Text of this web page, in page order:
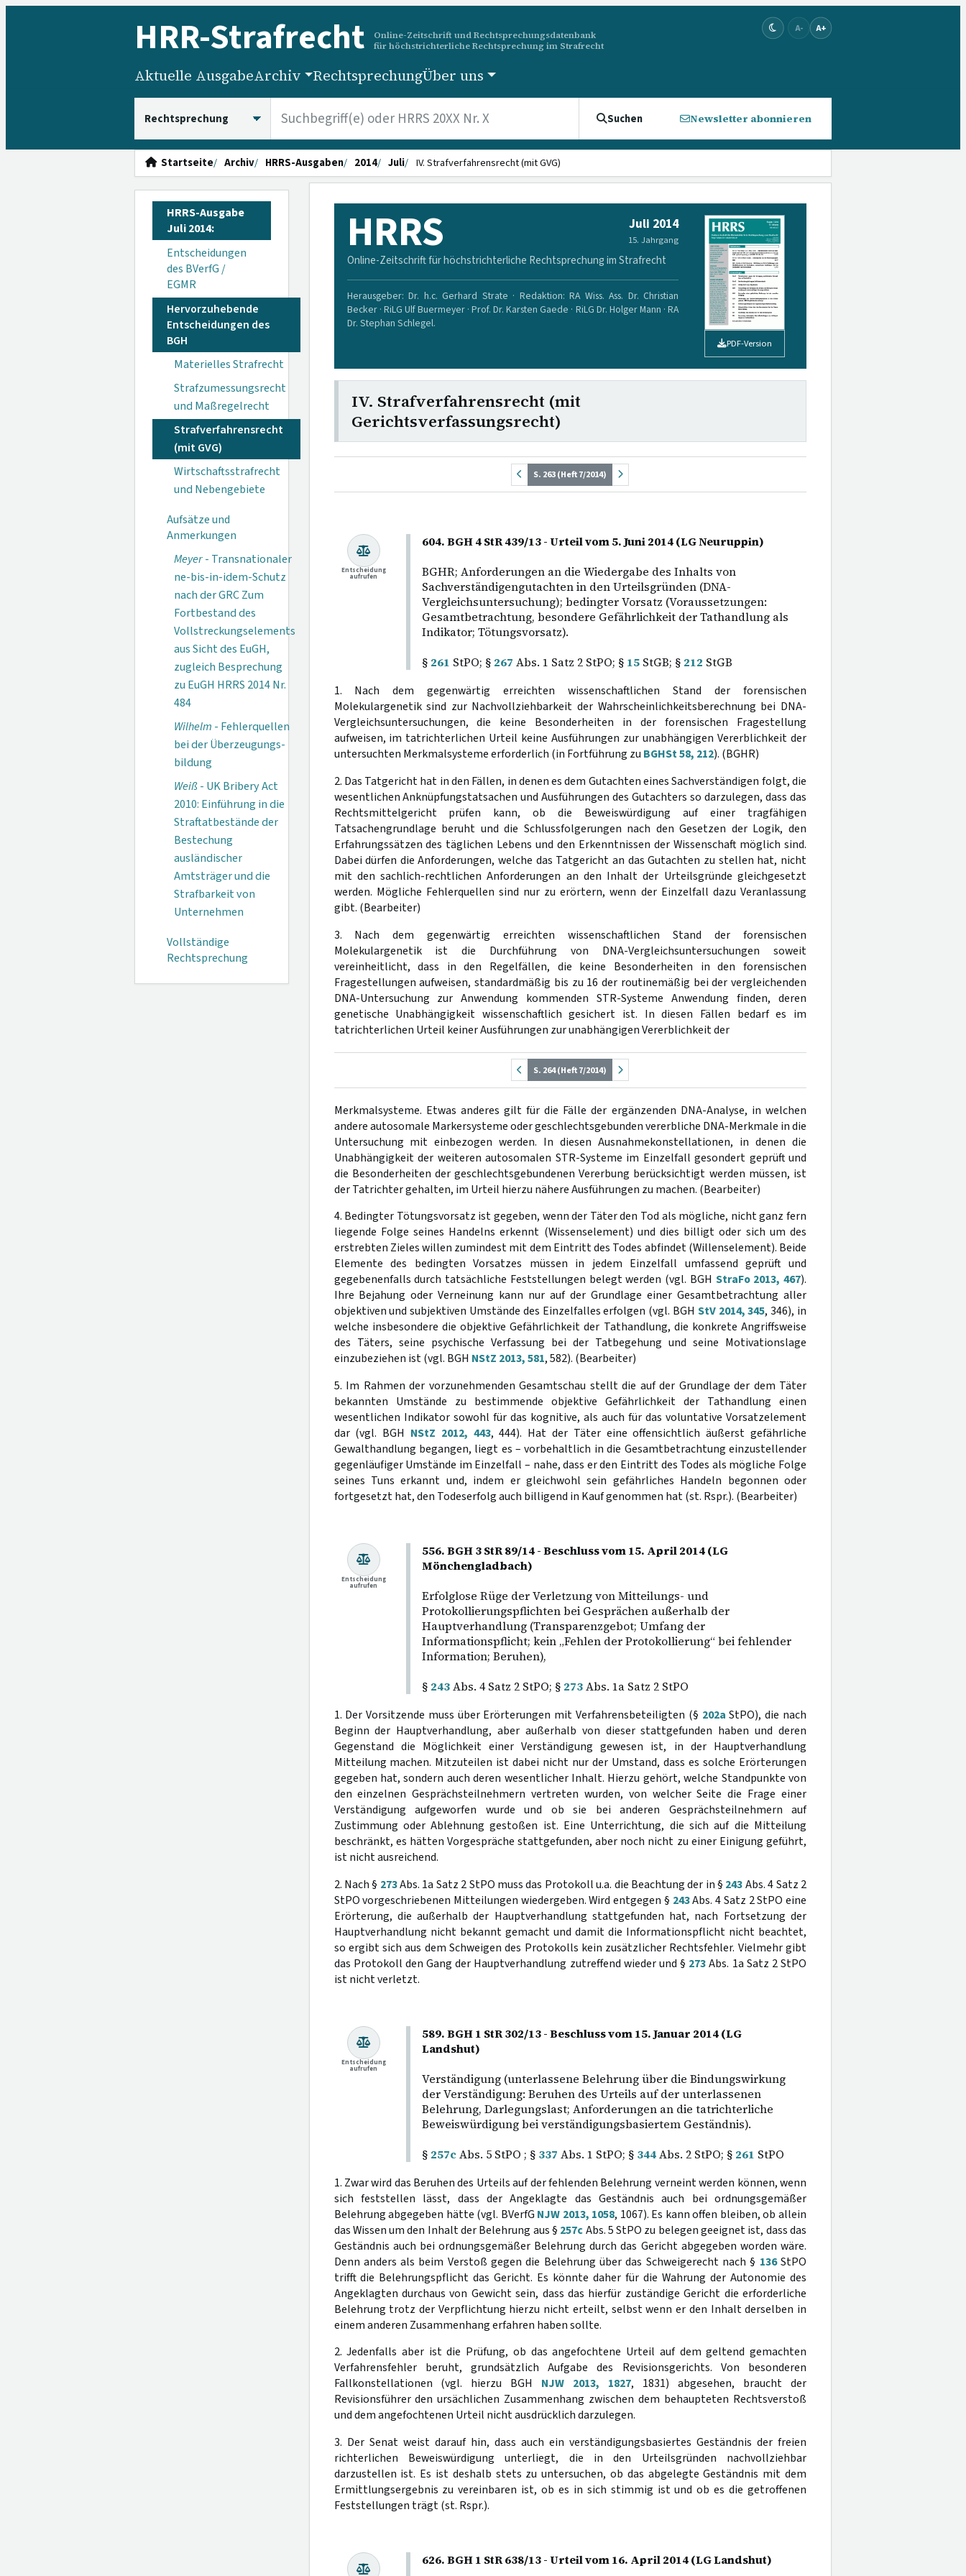
HRR-Strafrecht
Online-Zeitschrift und Rechtsprechungsdatenbank
für höchstrichterliche Rechtsprechung im Strafrecht
A- A+
Aktuelle AusgabeArchiv RechtsprechungÜber uns
Suchen Newsletter abonnieren
Startseite Archiv HRRS-Ausgaben 2014 Juli IV. Strafverfahrensrecht (mit GVG)
HRRS-Ausgabe
Juli 2014:
Entscheidungen
des BVerfG /
EGMR
Hervorzuhebende
Entscheidungen des
BGH
Materielles Strafrecht
Strafzumessungsrecht
und Maßregelrecht
Strafverfahrensrecht
(mit GVG)
Wirtschaftsstrafrecht
und Nebengebiete
Aufsätze und
Anmerkungen
Meyer- Transnationaler
ne-bis-in-idem-Schutz
nach der GRC Zum
Fortbestand des
Vollstreckungselements
aus Sicht des EuGH,
zugleich Besprechung
zu EuGH HRRS 2014 Nr.
484
Wilhelm - Fehlerquellen
bei der Überzeugungs­
bildung
Weiß- UK Bribery Act
2010: Einführung in die
Straftatbestände der
Bestechung
ausländischer
Amtsträger und die
Strafbarkeit von
Unternehmen
Vollständige
Rechtsprechung
HRRS Juli 2014
15. Jahrgang
Online-Zeitschrift für höchstrichterliche Rechtsprechung im Strafrecht
Herausgeber: Dr. h.c. Gerhard Strate · Redaktion: RA Wiss. Ass. Dr. Christian
Becker · RiLG Ulf Buermeyer · Prof. Dr. Karsten Gaede · RiLG Dr. Holger Mann · RA
Dr. Stephan Schlegel.
PDF-Version
IV. Strafverfahrensrecht (mit
Gerichtsverfassungsrecht)
S. 263 (Heft 7/2014)
604. BGH 4 StR 439/13 - Urteil vom 5. Juni 2014 (LG Neuruppin)
BGHR; Anforderungen an die Wiedergabe des Inhalts von
Sachverständigengutachten in den Urteilsgründen (DNA-
Vergleichsuntersuchung); bedingter Vorsatz (Voraussetzungen:
Gesamtbetrachtung, besondere Gefährlichkeit der Tathandlung als
Indikator; Tötungsvorsatz).
§ 261 StPO; § 267 Abs. 1 Satz 2 StPO; § 15StGB; § 212 StGB
Entscheidung
aufrufen
1. Nach dem gegenwärtig erreichten wissenschaftlichen Stand der forensischen
Molekulargenetik sind zur Nachvollziehbarkeit der Wahrscheinlichkeitsberechnung bei DNA-
Vergleichsuntersuchungen, die keine Besonderheiten in der forensischen Fragestellung
aufweisen, im tatrichterlichen Urteil keine Ausführungen zur unabhängigen Vererblichkeit der
untersuchten Merkmalsysteme erforderlich (in Fortführung zu BGHSt 58, 212). (BGHR)
2. Das Tatgericht hat in den Fällen, in denen es dem Gutachten eines Sachverständigen folgt, die
wesentlichen Anknüpfungstatsachen und Ausführungen des Gutachters so darzulegen, dass das
Rechtsmittelgericht prüfen kann, ob die Beweiswürdigung auf einer tragfähigen
Tatsachengrundlage beruht und die Schlussfolgerungen nach den Gesetzen der Logik, den
Erfahrungssätzen des täglichen Lebens und den Erkenntnissen der Wissenschaft möglich sind.
Dabei dürfen die Anforderungen, welche das Tatgericht an das Gutachten zu stellen hat, nicht
mit den sachlich-rechtlichen Anforderungen an den Inhalt der Urteilsgründe gleichgesetzt
werden. Mögliche Fehlerquellen sind nur zu erörtern, wenn der Einzelfall dazu Veranlassung
gibt. (Bearbeiter)
3. Nach dem gegenwärtig erreichten wissenschaftlichen Stand der forensischen
Molekulargenetik ist die Durchführung von DNA-Vergleichsuntersuchungen soweit
vereinheitlicht, dass in den Regelfällen, die keine Besonderheiten in den forensischen
Fragestellungen aufweisen, standardmäßig bis zu 16 der routinemäßig bei der vergleichenden
DNA-Untersuchung zur Anwendung kommenden STR-Systeme Anwendung finden, deren
genetische Unabhängigkeit wissenschaftlich gesichert ist. In diesen Fällen bedarf es im
tatrichterlichen Urteil keiner Ausführungen zur unabhängigen Vererblichkeit der
S. 264 (Heft 7/2014)
Merkmalsysteme. Etwas anderes gilt für die Fälle der ergänzenden DNA-Analyse, in welchen
andere autosomale Markersysteme oder geschlechtsgebunden vererbliche DNA-Merkmale in die
Untersuchung mit einbezogen werden. In diesen Ausnahmekonstellationen, in denen die
Unabhängigkeit der weiteren autosomalen STR-Systeme im Einzelfall gesondert geprüft und
die Besonderheiten der geschlechtsgebundenen Vererbung berücksichtigt werden müssen, ist
der Tatrichter gehalten, im Urteil hierzu nähere Ausführungen zu machen. (Bearbeiter)
4. Bedingter Tötungsvorsatz ist gegeben, wenn der Täter den Tod als mögliche, nicht ganz fern
liegende Folge seines Handelns erkennt (Wissenselement) und dies billigt oder sich um des
erstrebten Zieles willen zumindest mit dem Eintritt des Todes abfindet (Willenselement). Beide
Elemente des bedingten Vorsatzes müssen in jedem Einzelfall umfassend geprüft und
gegebenenfalls durch tatsächliche Feststellungen belegt werden (vgl. BGH StraFo 2013, 467).
Ihre Bejahung oder Verneinung kann nur auf der Grundlage einer Gesamtbetrachtung aller
objektiven und subjektiven Umstände des Einzelfalles erfolgen (vgl. BGH StV 2014, 345, 346), in
welche insbesondere die objektive Gefährlichkeit der Tathandlung, die konkrete Angriffsweise
des Täters, seine psychische Verfassung bei der Tatbegehung und seine Motivationslage
einzubeziehen ist (vgl. BGH NStZ 2013, 581, 582). (Bearbeiter)
5. Im Rahmen der vorzunehmenden Gesamtschau stellt die auf der Grundlage der dem Täter
bekannten Umstände zu bestimmende objektive Gefährlichkeit der Tathandlung einen
wesentlichen Indikator sowohl für das kognitive, als auch für das voluntative Vorsatzelement
dar (vgl. BGH NStZ 2012, 443, 444). Hat der Täter eine offensichtlich äußerst gefährliche
Gewalthandlung begangen, liegt es – vorbehaltlich in die Gesamtbetrachtung einzustellender
gegenläufiger Umstände im Einzelfall – nahe, dass er den Eintritt des Todes als mögliche Folge
seines Tuns erkannt und, indem er gleichwohl sein gefährliches Handeln begonnen oder
fortgesetzt hat, den Todeserfolg auch billigend in Kauf genommen hat (st. Rspr.). (Bearbeiter)
556. BGH 3 StR 89/14 - Beschluss vom 15. April 2014 (LG
Mönchengladbach)
Erfolglose Rüge der Verletzung von Mitteilungs- und
Protokollierungspflichten bei Gesprächen außerhalb der
Hauptverhandlung (Transparenzgebot; Umfang der
Informationspflicht; kein „Fehlen der Protokollierung“ bei fehlender
Information; Beruhen),
§ 243Abs. 4 Satz 2 StPO; § 273Abs. 1a Satz 2 StPO
Entscheidung
aufrufen
1. Der Vorsitzende muss über Erörterungen mit Verfahrensbeteiligten (§ 202a StPO), die nach
Beginn der Hauptverhandlung, aber außerhalb von dieser stattgefunden haben und deren
Gegenstand die Möglichkeit einer Verständigung gewesen ist, in der Hauptverhandlung
Mitteilung machen. Mitzuteilen ist dabei nicht nur der Umstand, dass es solche Erörterungen
gegeben hat, sondern auch deren wesentlicher Inhalt. Hierzu gehört, welche Standpunkte von
den einzelnen Gesprächsteilnehmern vertreten wurden, von welcher Seite die Frage einer
Verständigung aufgeworfen wurde und ob sie bei anderen Gesprächsteilnehmern auf
Zustimmung oder Ablehnung gestoßen ist. Eine Unterrichtung, die sich auf die Mitteilung
beschränkt, es hätten Vorgespräche stattgefunden, aber noch nicht zu einer Einigung geführt,
ist nicht ausreichend.
2. Nach § 273Abs. 1a Satz 2 StPO muss das Protokoll u.a. die Beachtung der in § 243Abs. 4 Satz 2
StPO vorgeschriebenen Mitteilungen wiedergeben. Wird entgegen § 243Abs. 4 Satz 2 StPO eine
Erörterung, die außerhalb der Hauptverhandlung stattgefunden hat, nach Fortsetzung der
Hauptverhandlung nicht bekannt gemacht und damit die Informationspflicht nicht beachtet,
so ergibt sich aus dem Schweigen des Protokolls kein zusätzlicher Rechtsfehler. Vielmehr gibt
das Protokoll den Gang der Hauptverhandlung zutreffend wieder und § 273Abs. 1a Satz 2 StPO
ist nicht verletzt.
589. BGH 1 StR 302/13 - Beschluss vom 15. Januar 2014 (LG
Landshut)
Verständigung (unterlassene Belehrung über die Bindungswirkung
der Verständigung: Beruhen des Urteils auf der unterlassenen
Belehrung, Darlegungslast; Anforderungen an die tatrichterliche
Beweiswürdigung bei verständigungsbasiertem Geständnis).
§ 257cAbs. 5 StPO ; § 337 Abs. 1 StPO; § 344Abs. 2 StPO; § 261 StPO
Entscheidung
aufrufen
1. Zwar wird das Beruhen des Urteils auf der fehlenden Belehrung verneint werden können, wenn
sich feststellen lässt, dass der Angeklagte das Geständnis auch bei ordnungsgemäßer
Belehrung abgegeben hätte (vgl. BVerfG NJW 2013, 1058, 1067). Es kann offen bleiben, ob allein
das Wissen um den Inhalt der Belehrung aus § 257cAbs. 5 StPO zu belegen geeignet ist, dass das
Geständnis auch bei ordnungsgemäßer Belehrung durch das Gericht abgegeben worden wäre.
Denn anders als beim Verstoß gegen die Belehrung über das Schweigerecht nach § 136StPO
trifft die Belehrungspflicht das Gericht. Es könnte daher für die Wahrung der Autonomie des
Angeklagten durchaus von Gewicht sein, dass das hierfür zuständige Gericht die erforderliche
Belehrung trotz der Verpflichtung hierzu nicht erteilt, selbst wenn er den Inhalt derselben in
einem anderen Zusammenhang erfahren haben sollte.
2. Jedenfalls aber ist die Prüfung, ob das angefochtene Urteil auf dem geltend gemachten
Verfahrensfehler beruht, grundsätzlich Aufgabe des Revisionsgerichts. Von besonderen
Fallkonstellationen (vgl. hierzu BGH NJW 2013, 1827, 1831) abgesehen, braucht der
Revisionsführer den ursächlichen Zusammenhang zwischen dem behaupteten Rechtsverstoß
und dem angefochtenen Urteil nicht ausdrücklich darzulegen.
3. Der Senat weist darauf hin, dass auch ein verständigungsbasiertes Geständnis der freien
richterlichen Beweiswürdigung unterliegt, die in den Urteilsgründen nachvollziehbar
darzustellen ist. Es ist deshalb stets zu untersuchen, ob das abgelegte Geständnis mit dem
Ermittlungsergebnis zu vereinbaren ist, ob es in sich stimmig ist und ob es die getroffenen
Feststellungen trägt (st. Rspr.).
626. BGH 1 StR 638/13 - Urteil vom 16. April 2014 (LG Landshut)